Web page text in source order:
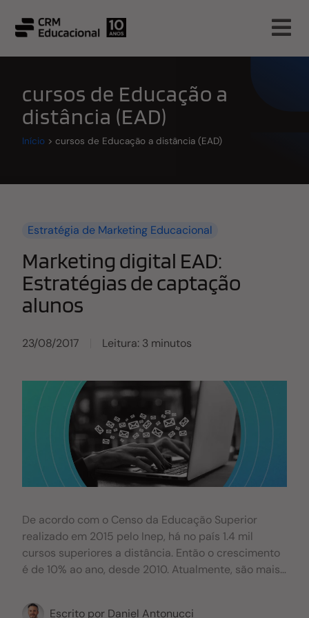
cursos de Educação a
distância (EAD)
Início >cursos de Educação a distância (EAD)
Estratégia de Marketing Educacional
Marketing digital EAD:
Estratégias de captação
alunos
23/08/2017 Leitura: 3 minutos
De acordo com o Censo da Educação Superior
realizado em 2015 pelo Inep, há no país 1.4 mil
cursos superiores a distância. Então o crescimento
é de 10% ao ano, desde 2010. Atualmente, são mais
crescimento de 50% entre os anos de 2010 e 2015.
Escrito por Daniel Antonucci